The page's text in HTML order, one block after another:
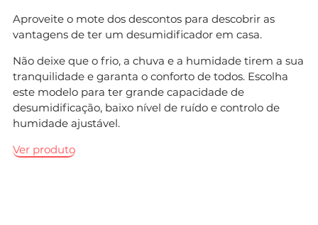
Aproveite o mote dos descontos para descobrir as
vantagens de ter um desumidificador em casa.
Não deixe que o frio, a chuva e a humidade tirem a sua
tranquilidade e garanta o conforto de todos. Escolha
este modelo para ter grande capacidade de
desumidificação, baixo nível de ruído e controlo de
humidade ajustável.
Ver produto